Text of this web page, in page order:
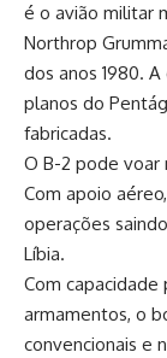
é o avião militar
Northrop
dos anos 1980.
planos do
fabricadas.
O B-2 pode voar
Com apoio
operações
Líbia.
Com capacidade
armamentos, o
convencionais e